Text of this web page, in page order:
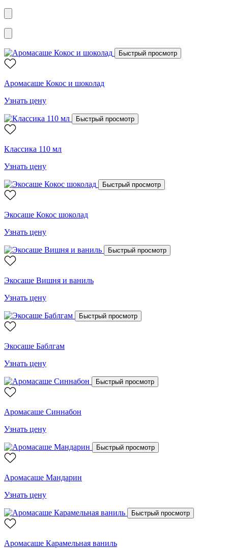
Быстрый просмотр
Аромасаше Кокос и шоколад
Узнать цену
Быстрый просмотр
Классика 110 мл
Узнать цену
Быстрый просмотр
Экосаше Кокос шоколад
Узнать цену
Быстрый просмотр
Экосаше Вишня и ваниль
Узнать цену
Быстрый просмотр
Экосаше Баблгам
Узнать цену
Быстрый просмотр
Аромасаше Синнабон
Узнать цену
Быстрый просмотр
Аромасаше Мандарин
Узнать цену
Быстрый просмотр
Аромасаше Карамельная ваниль